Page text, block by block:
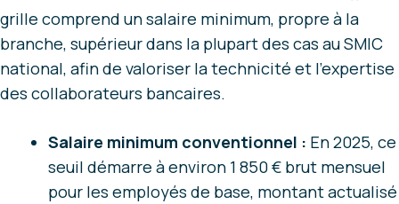
grille comprend un salaire minimum, propre à la
branche, supérieur dans la plupart des cas au SMIC
national, afin de valoriser la technicité et l’expertise
des collaborateurs bancaires.
Salaire minimum conventionnel : En 2025, ce
seuil démarre à environ 1 850 € brut mensuel
pour les employés de base, montant actualisé